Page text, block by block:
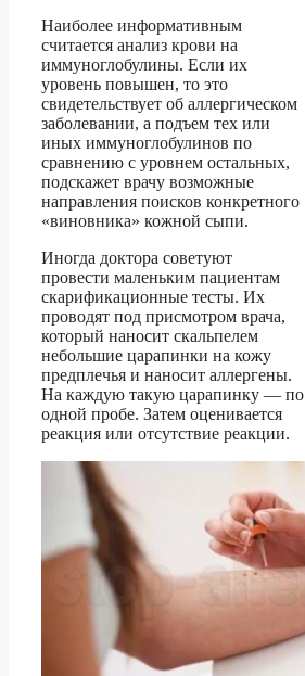
Наиболее информативным
считается анализ крови на
иммуноглобулины. Если их
уровень повышен, то это
свидетельствует об аллергическом
заболевании, а подъем тех или
иных иммуноглобулинов по
сравнению с уровнем остальных,
подскажет врачу возможные
направления поисков конкретного
«виновника» кожной сыпи.
Иногда доктора советуют
провести маленьким пациентам
скарификационные тесты. Их
проводят под присмотром врача,
который наносит скальпелем
небольшие царапинки на кожу
предплечья и наносит аллергены.
На каждую такую царапинку — по
одной пробе. Затем оценивается
реакция или отсутствие реакции.